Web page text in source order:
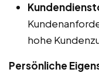
hohe
Persönliche